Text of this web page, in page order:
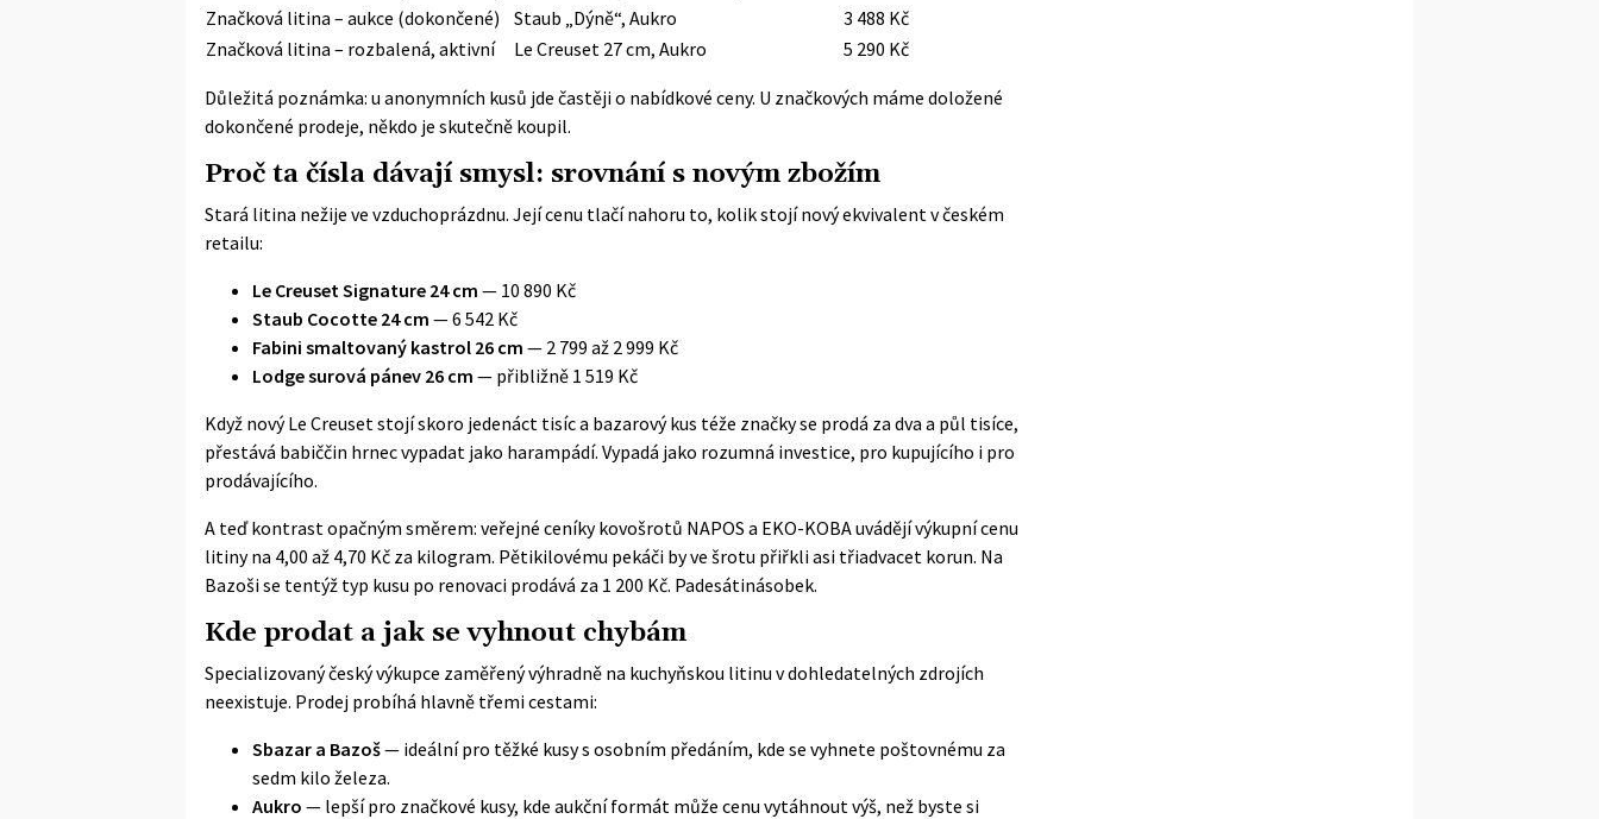
Značková litina – aukce (dokončené)
Staub „Dýně“, Aukro
3 488 Kč
Značková litina – rozbalená, aktivní
Le Creuset 27 cm, Aukro 5 290 Kč
Důležitá poznámka: u anonymních kusů jde častěji o nabídkové ceny. U značkových máme doložené
dokončené prodeje, někdo je skutečně koupil.
Proč ta čísla dávají smysl: srovnání s novým zbožím
Stará litina nežije ve vzduchoprázdnu. Její cenu tlačí nahoru to, kolik stojí nový ekvivalent v českém
retailu:
Le Creuset Signature 24 cm — 10 890 Kč
Staub Cocotte 24 cm — 6 542 Kč
Fabini smaltovaný kastrol 26 cm — 2 799 až 2 999 Kč
Lodge surová pánev 26 cm — přibližně 1 519 Kč
Když nový Le Creuset stojí skoro jedenáct tisíc a bazarový kus téže značky se prodá za dva a půl tisíce,
přestává babiččin hrnec vypadat jako harampádí. Vypadá jako rozumná investice, pro kupujícího i pro
prodávajícího.
A teď kontrast opačným směrem: veřejné ceníky kovošrotů NAPOS a EKO-KOBA uvádějí výkupní cenu
litiny na 4,00 až 4,70 Kč za kilogram. Pětikilovému pekáči by ve šrotu přiřkli asi třiadvacet korun. Na
Bazoši se tentýž typ kusu po renovaci prodává za 1 200 Kč. Padesátinásobek.
Kde prodat a jak se vyhnout chybám
Specializovaný český výkupce zaměřený výhradně na kuchyňskou litinu v dohledatelných zdrojích
neexistuje. Prodej probíhá hlavně třemi cestami:
Sbazar a Bazoš— ideální pro těžké kusy s osobním předáním, kde se vyhnete poštovnému za
sedm kilo železa.
Aukro — lepší pro značkové kusy, kde aukční formát může cenu vytáhnout výš, než byste si